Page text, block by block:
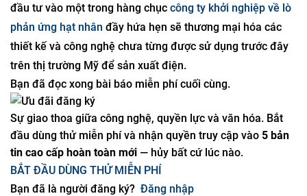
đầu tư vào một trong hàng chục công ty khởi nghiệp về lò
phản ứng hạt nhân đầy hứa hẹn sẽ thương mại hóa các
thiết kế và công nghệ chưa từng được sử dụng trước đây
trên thị trường Mỹ để sản xuất điện.
Bạn đã đọc xong bài báo miễn phí cuối cùng.
Sự giao thoa giữa công nghệ, quyền lực và văn hóa. Bắt
đầu dùng thử miễn phí và nhận quyền truy cập vào 5 bản
tin cao cấp hoàn toàn mới — hủy bất cứ lúc nào.
BẮT ĐẦU DÙNG THỬ MIỄN PHÍ
Bạn đã là người đăng ký? Đăng nhập